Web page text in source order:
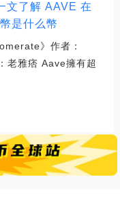
文了解 AAVE 在
是什么幣
》作者：
雅痞 Aave擁有超